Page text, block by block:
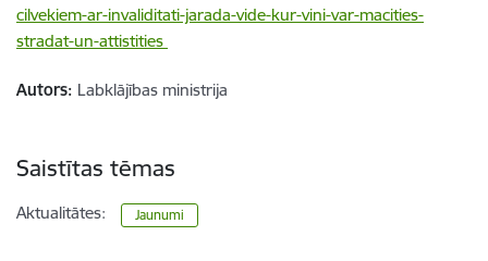
cilvekiem-ar-invaliditati-jarada-vide-kur-vini-var-macities-
stradat-un-attistities
Autors: Labklājības ministrija
Saistītas tēmas
Aktualitātes: Jaunumi